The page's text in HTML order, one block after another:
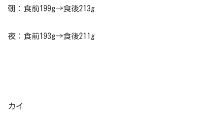
朝：食前199g→食後213g
夜：食前193g→食後211g
カイ